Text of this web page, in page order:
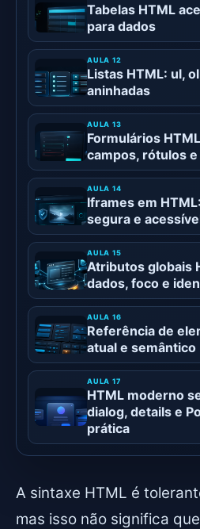
Tabelas HTML
para dados
Listas HTML: ul,
aninhadas
Formulários
campos, rótulos
Iframes em
segura e
Atributos globais
dados, foco e
Referência de
atual e semântico
HTML moderno
dialog, details e
prática
A sintaxe HTML é
mas isso não significa